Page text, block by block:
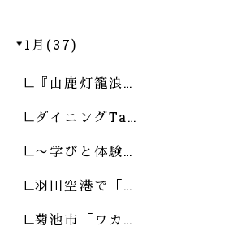
1月(37)
『山鹿灯籠浪…
ダイニングTa…
〜学びと体験…
羽田空港で「…
菊池市「ワカ…